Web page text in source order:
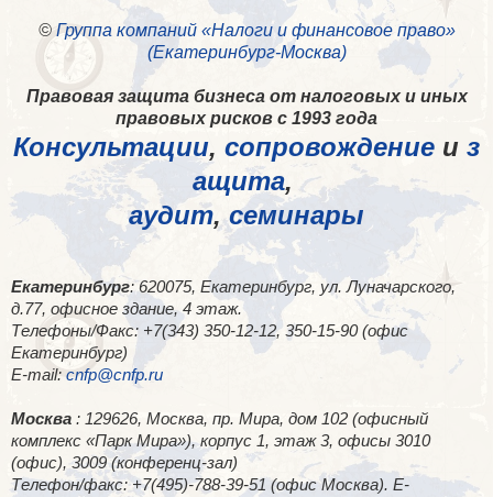
© Группа компаний «Налоги и финансовое право»
(Екатеринбург-Москва)
Правовая защита бизнеса от налоговых и иных
правовых рисков с 1993 года
Консультации, сопровождение и з
ащита,
аудит,семинары
Екатеринбург: 620075, Екатеринбург, ул. Луначарского,
д.77, офисное здание, 4 этаж.
Телефоны/Факс: +7(343) 350-12-12, 350-15-90 (офис
Екатеринбург)
E-mail: cnfp@cnfp.ru
Москва : 129626, Москва, пр. Мира, дом 102 (офисный
комплекс «Парк Мира»), корпус 1, этаж 3, офисы 3010
(офис), 3009 (конференц-зал)
Телефон/факс: +7(495)-788-39-51 (офис Москва). E-